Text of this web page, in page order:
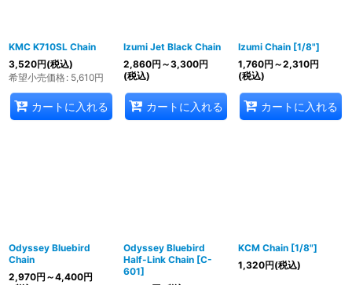
KMC K710SL Chain
3,520円(税込)
希望小売価格: 5,610円
カートに入れる
Izumi Jet Black Chain
2,860円 ～3,300円
(税込)
カートに入れる
Izumi Chain [1/8"]
1,760円 ～2,310円
(税込)
カートに入れる
Odyssey Bluebird
Chain
2,970円 ～4,400円
Odyssey Bluebird
Half-Link Chain [C-
601]
KCM Chain [1/8"]
1,320円(税込)